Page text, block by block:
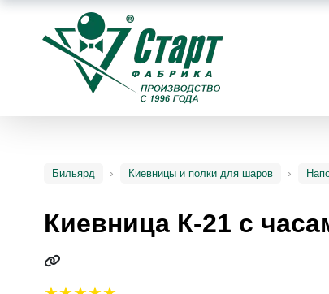
Бильярд Киевницы и полки для шаров
Киевница К-21 с